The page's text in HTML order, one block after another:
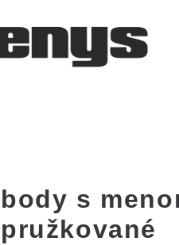
body s
pružkované